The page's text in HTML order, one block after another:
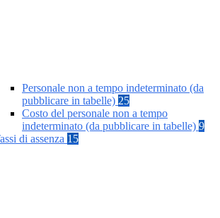
Personale non a tempo indeterminato (da
pubblicare in tabelle) 25
Costo del personale non a tempo
indeterminato (da pubblicare in tabelle) 9
di assenza 15